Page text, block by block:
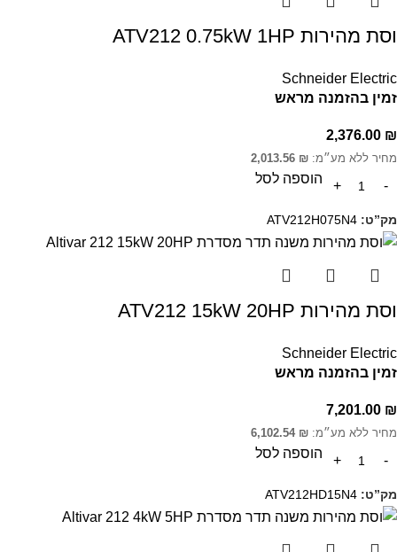
וסת מהירות ATV212 0.75kW 1HP
Schneider Electric
זמין בהזמנה מראש
2,376.00 ₪
מחיר ללא מע״מ: 2,013.56 ₪
הוספה לסל
מק”ט: ATV212H075N4
וסת מהירות ATV212 15kW 20HP
Schneider Electric
זמין בהזמנה מראש
7,201.00 ₪
מחיר ללא מע״מ: 6,102.54 ₪
הוספה לסל
מק”ט: ATV212HD15N4